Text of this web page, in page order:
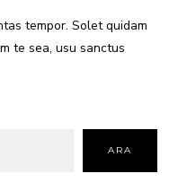
tempor. Solet quidam
te sea, usu sanctus
ARA